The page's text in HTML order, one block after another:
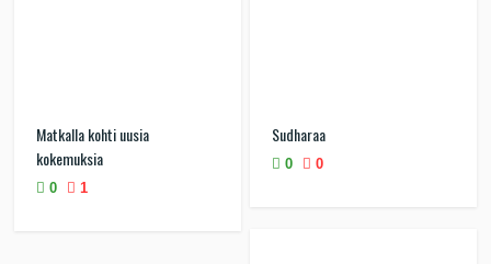
Matkalla kohti uusia
kokemuksia
0 1
Sudharaa
0 0